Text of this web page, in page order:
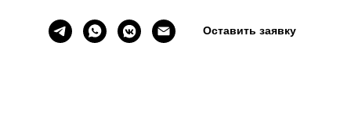
Оставить заявку